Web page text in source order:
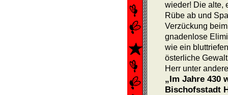
wieder! Die alte,
Rübe ab und
Verzückung
gnadenlose
wie ein
österliche
Herr unter
„Im Jahre 430
Bischofsstadt